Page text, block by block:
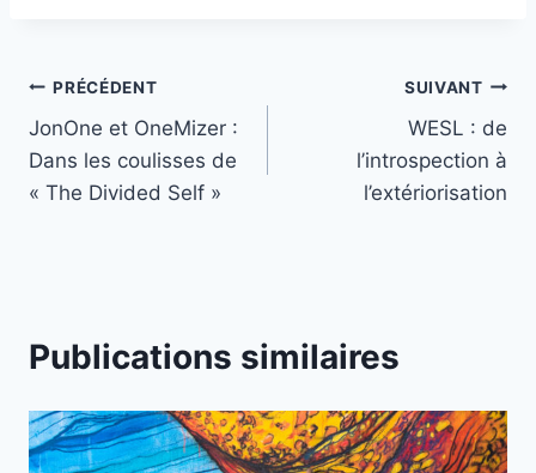
Navigation
de
l’article
PRÉCÉDENT
JonOne et OneMizer :
Dans les coulisses de
« The Divided Self »
SUIVANT
WESL : de
l’introspection à
l’extériorisation
Publications similaires